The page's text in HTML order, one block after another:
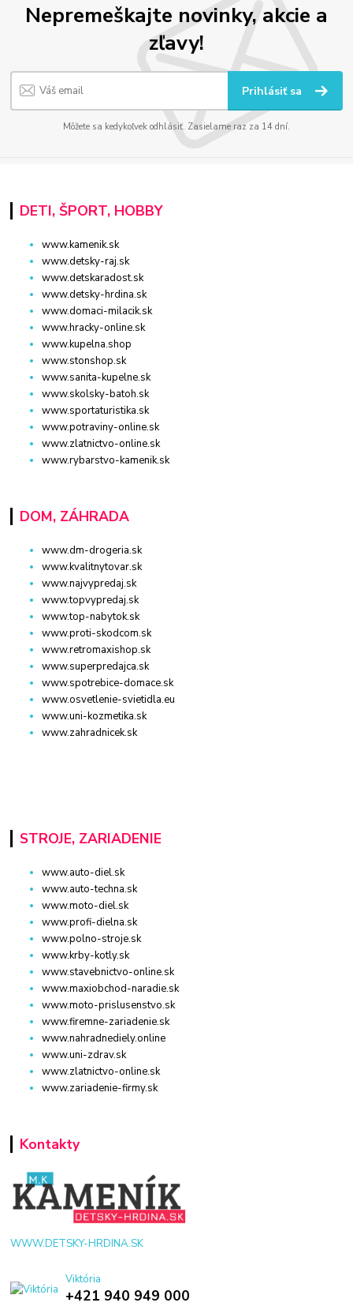
Nepremeškajte novinky, akcie a
zľavy!
Prihlásiť sa
Môžete sa kedykoľvek odhlásiť. Zasielame raz za 14 dní.
DETI, ŠPORT, HOBBY
www.kamenik.sk
www.detsky-raj.sk
www.detskaradost.sk
www.detsky-hrdina.sk
www.domaci-milacik.sk
www.hracky-online.sk
www.kupelna.shop
www.stonshop.sk
www.sanita-kupelne.sk
www.skolsky-batoh.sk
www.sportaturistika.sk
www.potraviny-online.sk
www.zlatnictvo-online.sk
www.rybarstvo-kamenik.sk
DOM, ZÁHRADA
www.dm-drogeria.sk
www.kvalitnytovar.sk
www.najvypredaj.sk
www.topvypredaj.sk
www.top-nabytok.sk
www.proti-skodcom.sk
www.retromaxishop.sk
www.superpredajca.sk
www.spotrebice-domace.sk
www.osvetlenie-svietidla.eu
www.uni-kozmetika.sk
www.zahradnicek.sk
STROJE, ZARIADENIE
www.auto-diel.sk
www.auto-techna.sk
www.moto-diel.sk
www.profi-dielna.sk
www.polno-stroje.sk
www.krby-kotly.sk
www.stavebnictvo-online.sk
www.maxiobchod-naradie.sk
www.moto-prislusenstvo.sk
www.firemne-zariadenie.sk
www.nahradnediely.online
www.uni-zdrav.sk
www.zlatnictvo-online.sk
www.zariadenie-firmy.sk
Kontakty
WWW.DETSKY-HRDINA.SK
Viktória
+421 940 949 000